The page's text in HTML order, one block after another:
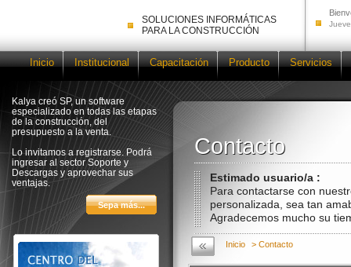
SOLUCIONES INFORMÁTICAS
PARA LA CONSTRUCCIÓN
Inicio Institucional Capacitación Producto Servicios
Kalya creó SP, un software
especializado en todas las etapas
de la construcción, del
presupuesto a la venta.
Lo invitamos a registrarse. Podrá
ingresar al sector Soporte y
Descargas y aprovechar sus
ventajas.
Contacto
Contacto
Estimado usuario/a :
Para contactarse con
personalizada, sea tan
Agradecemos mucho su
Inicio > Contacto